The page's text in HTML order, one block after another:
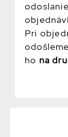
Pri
ho na